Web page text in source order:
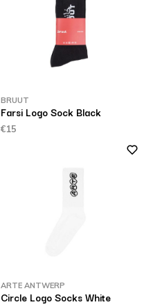
BRUUT
Farsi Logo Sock Black
€15
ARTE ANTWERP
Circle Logo Socks White